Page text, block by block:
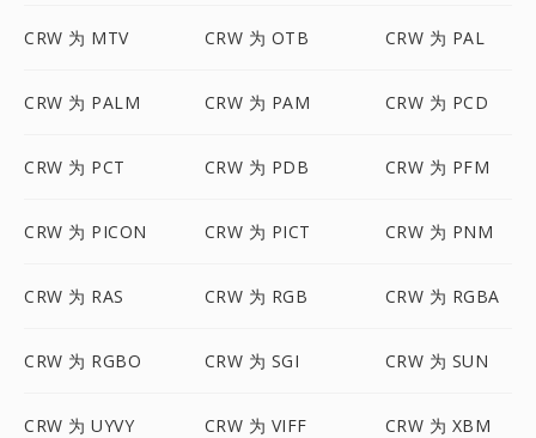
CRW 为 MTV CRW 为 OTB CRW 为 PAL
CRW 为 PALM CRW 为 PAM CRW 为 PCD
CRW 为 PCT CRW 为 PDB CRW 为 PFM
CRW 为 PICON CRW 为 PICT CRW 为 PNM
CRW 为 RAS CRW 为 RGB CRW 为 RGBA
CRW 为 RGBO CRW 为 SGI CRW 为 SUN
CRW 为 UYVY CRW 为 VIFF CRW 为 XBM